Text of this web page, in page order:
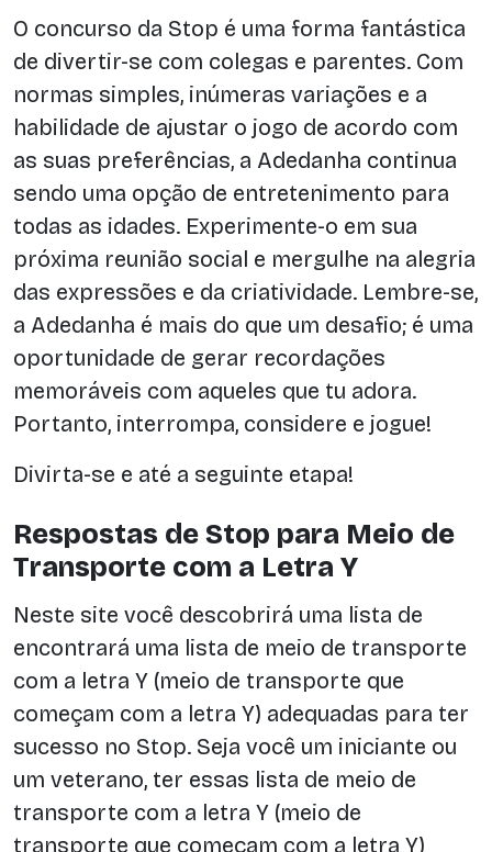
O concurso da Stop é uma forma fantástica
de divertir-se com colegas e parentes. Com
normas simples, inúmeras variações e a
habilidade de ajustar o jogo de acordo com
as suas preferências, a Adedanha continua
sendo uma opção de entretenimento para
todas as idades. Experimente-o em sua
próxima reunião social e mergulhe na alegria
das expressões e da criatividade. Lembre-se,
a Adedanha é mais do que um desafio; é uma
oportunidade de gerar recordações
memoráveis com aqueles que tu adora.
Portanto, interrompa, considere e jogue!
Divirta-se e até a seguinte etapa!
Respostas de Stop para Meio de
Transporte com a Letra Y
Neste site você descobrirá uma lista de
encontrará uma lista de meio de transporte
com a letra Y (meio de transporte que
começam com a letra Y) adequadas para ter
sucesso no Stop. Seja você um iniciante ou
um veterano, ter essas lista de meio de
transporte com a letra Y (meio de
transporte que começam com a letra Y)